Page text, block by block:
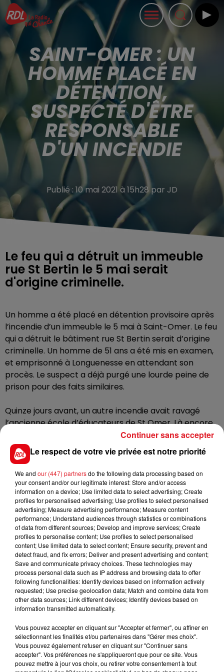
SAINT-OMER : UN
HOMME PLACÉ EN
DÉTENTION,
SUSPECTÉ D'ÊTRE
RESPONSABLE
D'UN INCENDIE
Publié : 10 mai 2021 à 15h28 par JD
Le feu qui a détruit un immeuble
rue St Bertin le 5 mai serait
d'origine criminelle.
Un homme a été placé en détention provisoire après
l’incendie d’un immeuble le 5 mai à Saint-Omer. Le feu
qui a détruit le bâtiment rue St Bertin serait d’origine
criminelle. Un homme de 51 ans a été mis en examen,
et emprisonné à Longuenesse en attendant son
procès. Le suspect a déjà purgé une lourde peine de
prison pour des faits similaires.
Quinze jours avant, un autre incendie avait ravagé
l’ancienne école d’éducateurs de St Omer. Là encore,
la piste criminelle a été identifié. Un jeune de 18 ans a
été placé sous contrôle judiciaire.
FIL D'ACTUS
15 juillet 2026
BÉTHUNE: ENQUÊTE POUR HOMICIDE
VOLONTAIRE EN COURS, APRÈS LA...
Selon les premiers éléments, le logement servait
à des prostituées
Le respect de votre vie privée est notre priorité
We and our (447) partnersdo the following data processing based on
your consent and/or our legitimate interest: Store and/or access
information on a device; Use limited data to select advertising; Create
profiles for personalised advertising; Use profiles to select personalised
advertising; Measure advertising performance; Measure content
performance; Understand audiences through statistics or combinations
of data from different sources; Develop and improve services; Create
profiles to personalise content; Use profiles to select personalised
content; Use limited data to select content; Ensure security, prevent and
detect fraud, and fix errors; Deliver and present advertising and content;
Save and communicate privacy choices. These technologies may
process personal data such as IP address and browsing data to offer
following functionalities: Identify devices based on information actively
requested; Use precise geolocation data; Match and combine data from
other data sources; Link different devices; Identify devices based on
information transmitted automatically.
Vous pouvez accepter en cliquant sur "Accepter et fermer", ou affiner en
sélectionnant les finalités et/ou partenaires dans "Gérer mes choix".
Vous pouvez également refuser en cliquant sur "Continuer sans
accepter". Vos préférences ne s'appliqueront que pour ce site. Vous
pouvez mettre à jour vos choix, ou retirer votre consentement à tout
Continuer sans accepter